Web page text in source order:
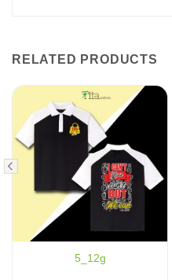
RELATED PRODUCTS
5_12g